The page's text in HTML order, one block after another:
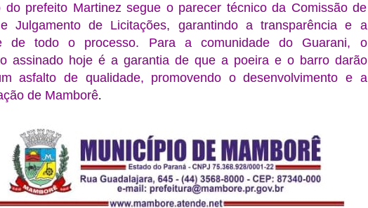
do prefeito Martinez segue o parecer técnico da Comissão de
Julgamento de Licitações, garantindo a transparência e a
de todo o processo. Para a comunidade do Guarani, o
assinado hoje é a garantia de que a poeira e o barro darão
asfalto de qualidade, promovendo o desenvolvimento e a
de Mamborê.